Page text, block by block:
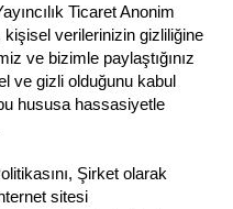
Ticaret Anonim
kişisel verilerinizin gizliliğine
ve bizimle paylaştığınız
ve gizli olduğunu kabul
hususa hassasiyetle
Şirket olarak
sitesi